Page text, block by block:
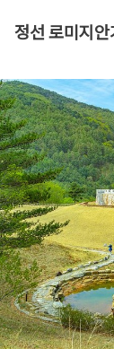
정선 로미지안